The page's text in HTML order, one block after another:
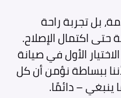
بل تجربة راحة
حتى اكتمال الإصلاح.
الأول في صيانة
ببساطة نؤمن أن كل
– دائمًا.